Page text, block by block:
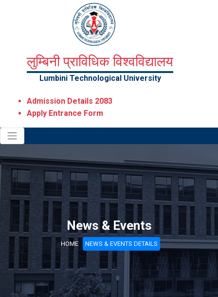
लुम्बिनी प्राविधिक विश्वविद्यालय
Lumbini Technological University
Admission Details 2083
Apply Entrance Form
News & Events
HOME NEWS & EVENTS DETAILS